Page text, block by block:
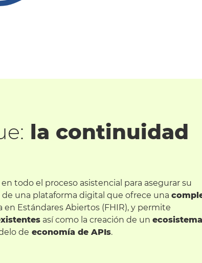
la continuidad
todo el proceso asistencial para asegurar su
una plataforma digital que ofrece una
en Estándares Abiertos (FHIR), y permite
así como la creación de un
de economía de APIs.